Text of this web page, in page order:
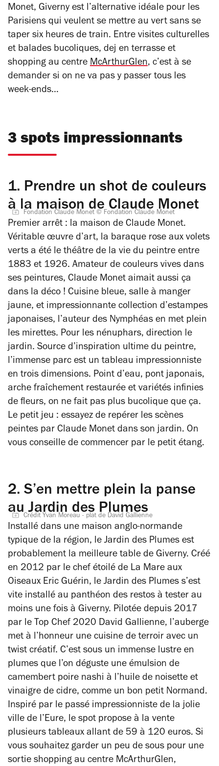
Monet, Giverny est l’alternative idéale pour les
Parisiens qui veulent se mettre au vert sans se
taper six heures de train. Entre visites culturelles
et balades bucoliques, dej en terrasse et
shopping au centre McArthurGlen, c’est à se
demander si on ne va pas y passer tous les
week-ends…
3 spots impressionnants
1. Prendre un shot de couleurs
à la maison de Claude Monet
Fondation Claude Monet © Fondation Claude Monet
Premier arrêt : la maison de Claude Monet.
Véritable œuvre d’art, la baraque rose aux volets
verts a été le théâtre de la vie du peintre entre
1883 et 1926. Amateur de couleurs vives dans
ses peintures, Claude Monet aimait aussi ça
dans la déco ! Cuisine bleue, salle à manger
jaune, et impressionnante collection d’estampes
japonaises, l’auteur des Nymphéas en met plein
les mirettes. Pour les nénuphars, direction le
jardin. Source d’inspiration ultime du peintre,
l’immense parc est un tableau impressionniste
en trois dimensions. Point d’eau, pont japonais,
arche fraîchement restaurée et variétés infinies
de fleurs, on ne fait pas plus bucolique que ça.
Le petit jeu : essayez de repérer les scènes
peintes par Claude Monet dans son jardin. On
vous conseille de commencer par le petit étang.
2. S’en mettre plein la panse
au Jardin des Plumes
Crédit Yvan Moreau - plat de David Gallienne
Installé dans une maison anglo-normande
typique de la région, le Jardin des Plumes est
probablement la meilleure table de Giverny. Créé
en 2012 par le chef étoilé de La Mare aux
Oiseaux Eric Guérin, le Jardin des Plumes s’est
vite installé au panthéon des restos à tester au
moins une fois à Giverny. Pilotée depuis 2017
par le Top Chef 2020 David Gallienne, l’auberge
met à l’honneur une cuisine de terroir avec un
twist créatif. C’est sous un immense lustre en
plumes que l’on déguste une émulsion de
camembert poire nashi à l’huile de noisette et
vinaigre de cidre, comme un bon petit Normand.
Inspiré par le passé impressionniste de la jolie
ville de l’Eure, le spot propose à la vente
plusieurs tableaux allant de 59 à 120 euros. Si
vous souhaitez garder un peu de sous pour une
sortie shopping au centre McArthurGlen,